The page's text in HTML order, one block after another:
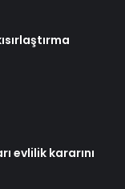
evlilik kararını